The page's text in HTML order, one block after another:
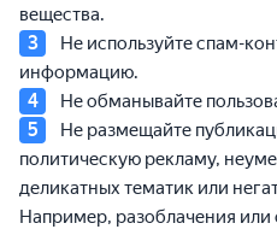
вещества.
Не используйте спам-
информацию.
Не обманывайте
Не размещайте
политическую рекламу,
деликатных тематик или
Например, разоблачения или